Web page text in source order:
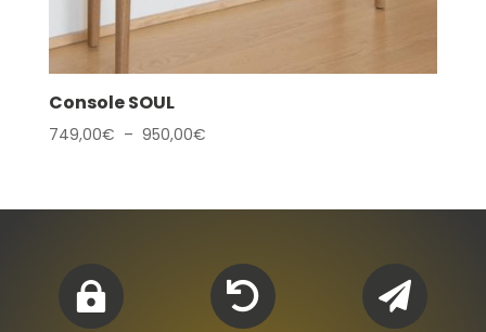
Console SOUL
749,00€ – 950,00€Plage
749,00€
  